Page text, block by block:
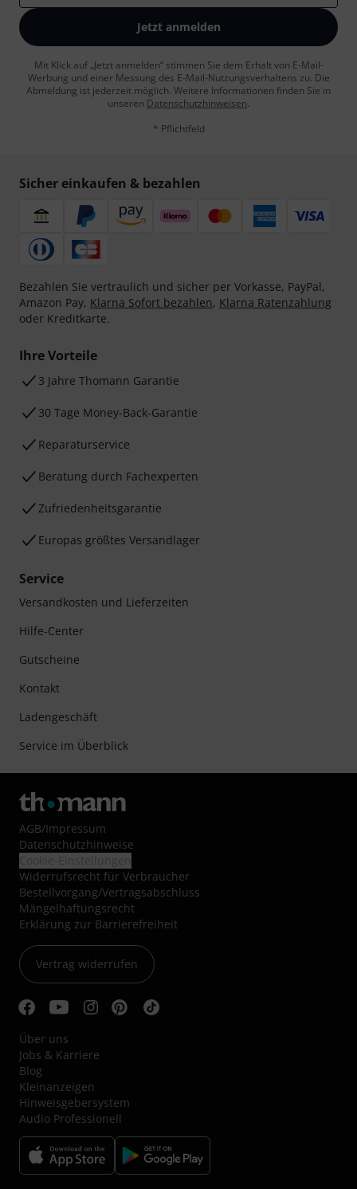
Jetzt anmelden
Mit Klick auf „Jetzt anmelden“ stimmen Sie dem Erhalt von E-Mail-
Werbung und einer Messung des E-Mail-Nutzungsverhaltens zu. Die
Abmeldung ist jederzeit möglich. Weitere Informationen finden Sie in
unseren Datenschutzhinweisen.
* Pflichtfeld
Sicher einkaufen & bezahlen
Bezahlen Sie vertraulich und sicher per Vorkasse, PayPal,
Amazon Pay, Klarna Sofort bezahlen, Klarna Ratenzahlung
oder Kreditkarte.
Ihre Vorteile
3 Jahre Thomann Garantie
30 Tage Money-Back-Garantie
Reparaturservice
Beratung durch Fachexperten
Zufriedenheitsgarantie
Europas größtes Versandlager
Service
Versandkosten und Lieferzeiten
Hilfe-Center
Gutscheine
Kontakt
Ladengeschäft
Service im Überblick
AGB/Impressum
Datenschutzhinweise
Widerrufsrecht für Verbraucher
Bestellvorgang/Vertragsabschluss
Mängelhaftungsrecht
Erklärung zur Barrierefreiheit
Vertrag widerrufen
Über uns
Jobs & Karriere
Blog
Kleinanzeigen
Hinweisgebersystem
Audio Professionell